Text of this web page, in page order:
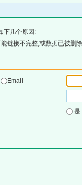
下几个原因:
链接不完整,或数据已被删
Email